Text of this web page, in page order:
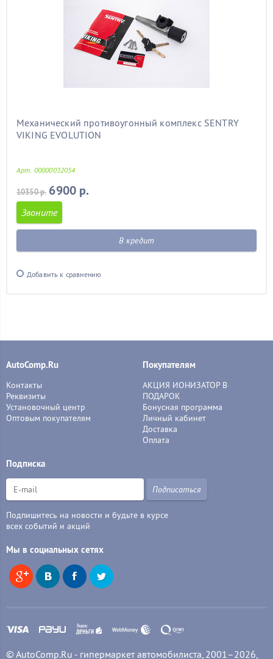
Механический противоугонный комплекс SENTRY
VIKING EVOLUTION
Арт. 00000032054
10350 р. 6900 р.
Звоните
В кредит
Добавить к сравнению
AutoComp.Ru
Контакты
Реквизиты
Установочный центр
Оптовым покупателям
Покупателям
АКЦИЯ ИОНИЗАТОР В
ПОДАРОК
Бонусная программа
Личный кабинет
Доставка
Оплата
Подписка
Подписаться
Подпишитесь на новости и будьте в курсе
всех событий и акций
Мы в социальных сетях
© AutoComp.Ru - гипермаркет автомобилиста, 2001–2026,